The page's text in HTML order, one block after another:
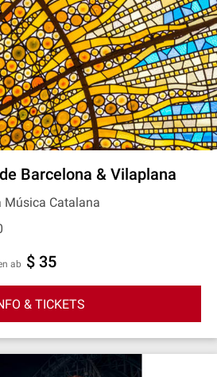
Barcelona & Vilaplana
Música Catalana
ab $ 35
& TICKETS